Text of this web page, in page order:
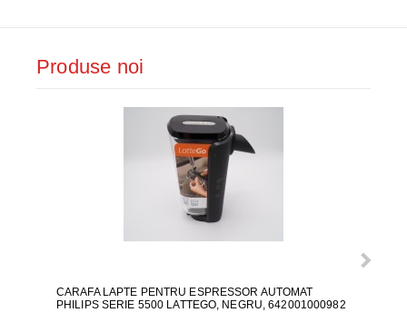
Produse noi
CARAFA LAPTE PENTRU ESPRESSOR AUTOMAT
PHILIPS SERIE 5500 LATTEGO, NEGRU, 642001000982